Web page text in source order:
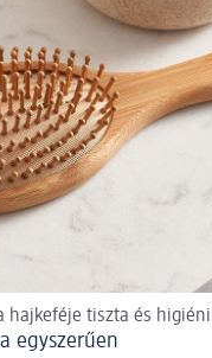
hajkeféje tiszta és
egyszerűen